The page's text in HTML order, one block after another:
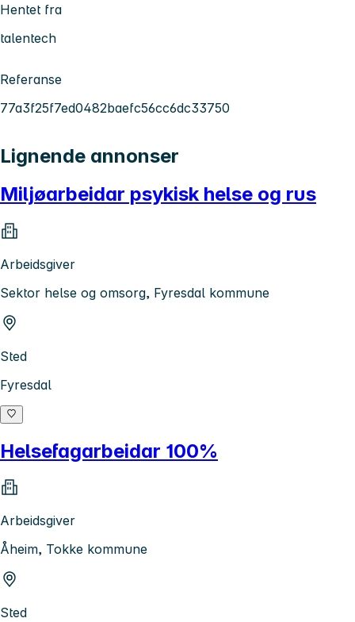
Hentet fra
talentech
Referanse
77a3f25f7ed0482baefc56cc6dc33750
Lignende annonser
Miljøarbeidar psykisk helse og rus
Arbeidsgiver
Sektor helse og omsorg, Fyresdal kommune
Sted
Fyresdal
Helsefagarbeidar 100%
Arbeidsgiver
Åheim, Tokke kommune
Sted